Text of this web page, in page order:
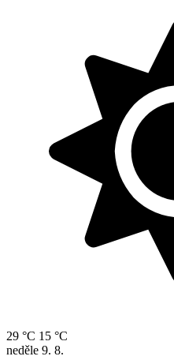
29 °C 15 °C
neděle 9. 8.